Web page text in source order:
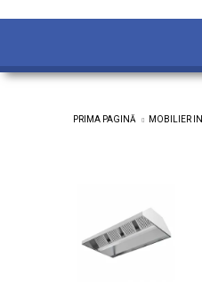
PRIMA PAGINĂ MOBILIER